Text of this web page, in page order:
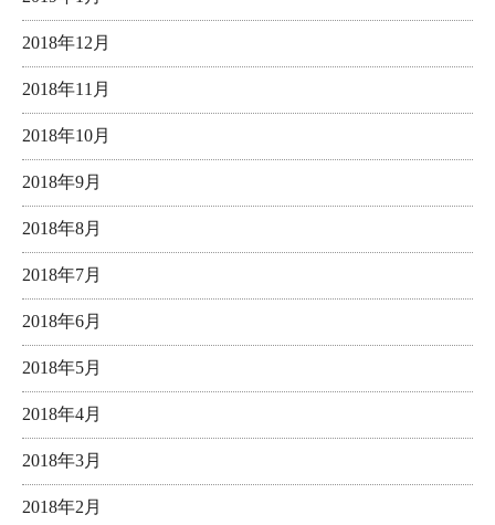
2018年12月
2018年11月
2018年10月
2018年9月
2018年8月
2018年7月
2018年6月
2018年5月
2018年4月
2018年3月
2018年2月